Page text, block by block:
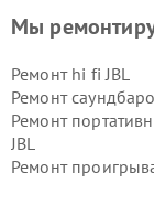
Мы
Ремонт hi fi JBL
Ремонт
Ремонт
JBL
Ремонт